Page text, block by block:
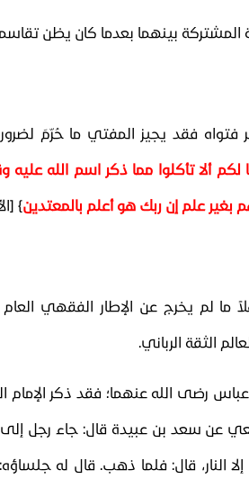
المشتركة بينهما بعدما كان يظن
فقد يجيز المفتي ما حُرّمَ
لكم ألا تأكلوا مما ذكر اسم الله
بغير علم إن ربك هو أعلم بالمعتدين﴾ [
ما لم يخرج عن الإطار الفقهي
الثقة الرباني.
رضى الله عنهما؛ فقد ذكر
عن سعد بن عبيدة قال: جاء رجل
النار، قال: فلما ذهب. قال له